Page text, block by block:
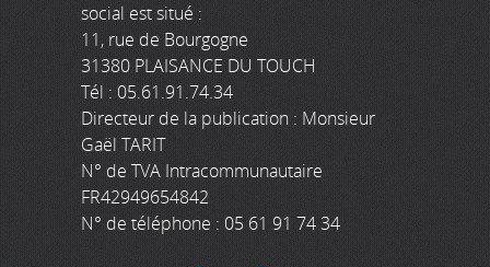
social est situé :
11, rue de Bourgogne
31380 PLAISANCE DU TOUCH
Tél : 05.61.91.74.34
Directeur de la publication : Monsieur
Gaël TARIT
N° de TVA Intracommunautaire
FR42949654842
N° de téléphone : 05 61 91 74 34